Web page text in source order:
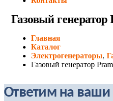
Газовый
Главная
Каталог
Электрогенераторы,
Газовый генератор
Ответим на